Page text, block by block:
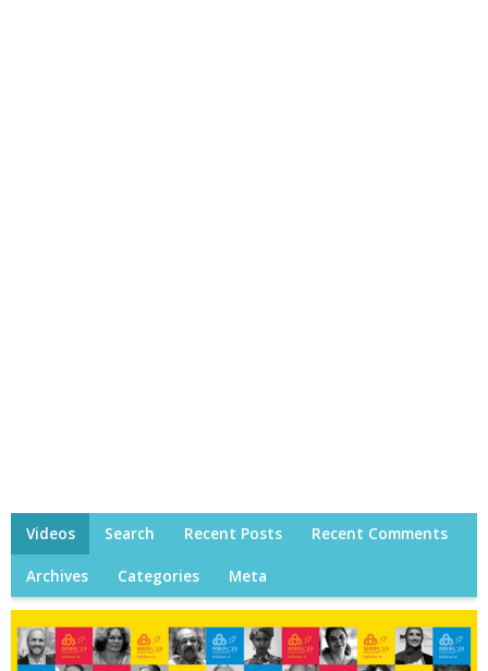
Videos Search Recent Posts Recent Comments
Archives Categories Meta